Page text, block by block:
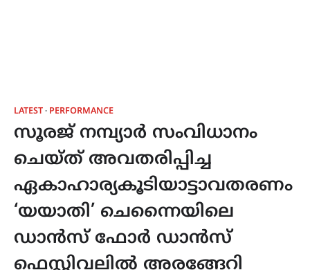
LATEST PERFORMANCE
സൂരജ് നമ്പ്യാർ സംവിധാനം
ചെയ്ത് അവതരിപ്പിച്ച
ഏകാഹാര്യകൂടിയാട്ടാവതരണം
‘യയാതി’ ചെന്നൈയിലെ
ഡാൻസ് ഫോർ ഡാൻസ്
ഫെസ്റ്റിവലിൽ അരങ്ങേറി